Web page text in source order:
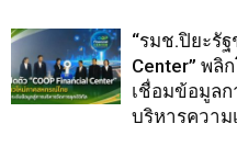
“รมช.ปิยะรัฐ
Center” พ
เชื่อมข้อมูลก
บริหารความ